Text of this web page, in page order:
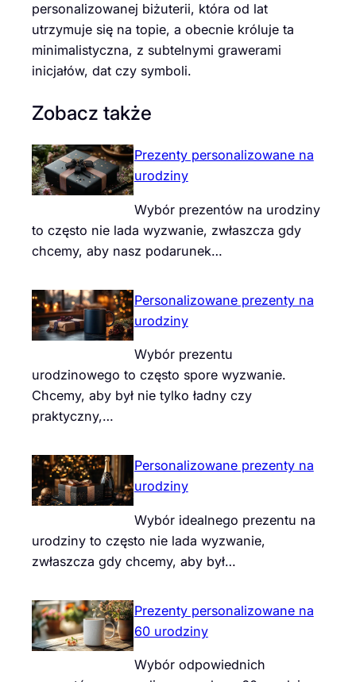
personalizowanej biżuterii, która od lat
utrzymuje się na topie, a obecnie króluje ta
minimalistyczna, z subtelnymi grawerami
inicjałów, dat czy symboli.
Zobacz także
Prezenty personalizowane na
urodziny
Wybór prezentów na urodziny
to często nie lada wyzwanie, zwłaszcza gdy
chcemy, aby nasz podarunek…
Personalizowane prezenty na
urodziny
Wybór prezentu
urodzinowego to często spore wyzwanie.
Chcemy, aby był nie tylko ładny czy
praktyczny,…
Personalizowane prezenty na
urodziny
Wybór idealnego prezentu na
urodziny to często nie lada wyzwanie,
zwłaszcza gdy chcemy, aby był…
Prezenty personalizowane na
60 urodziny
Wybór odpowiednich